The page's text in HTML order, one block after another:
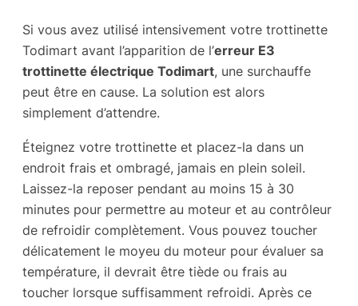
Si vous avez utilisé intensivement votre trottinette
Todimart avant l’apparition de l’erreur E3
trottinette électrique Todimart, une surchauffe
peut être en cause. La solution est alors
simplement d’attendre.
Éteignez votre trottinette et placez-la dans un
endroit frais et ombragé, jamais en plein soleil.
Laissez-la reposer pendant au moins 15 à 30
minutes pour permettre au moteur et au contrôleur
de refroidir complètement. Vous pouvez toucher
délicatement le moyeu du moteur pour évaluer sa
température, il devrait être tiède ou frais au
toucher lorsque suffisamment refroidi. Après ce